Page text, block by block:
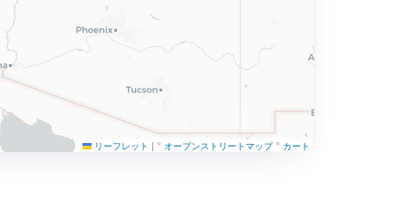
リーフレット | © オープンストリートマップ© カート